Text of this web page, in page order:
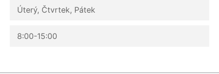
Úterý, Čtvrtek, Pátek
8:00-15:00